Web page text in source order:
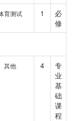
育测试 1
必
修
其他 4
专
业
基
础
课
程